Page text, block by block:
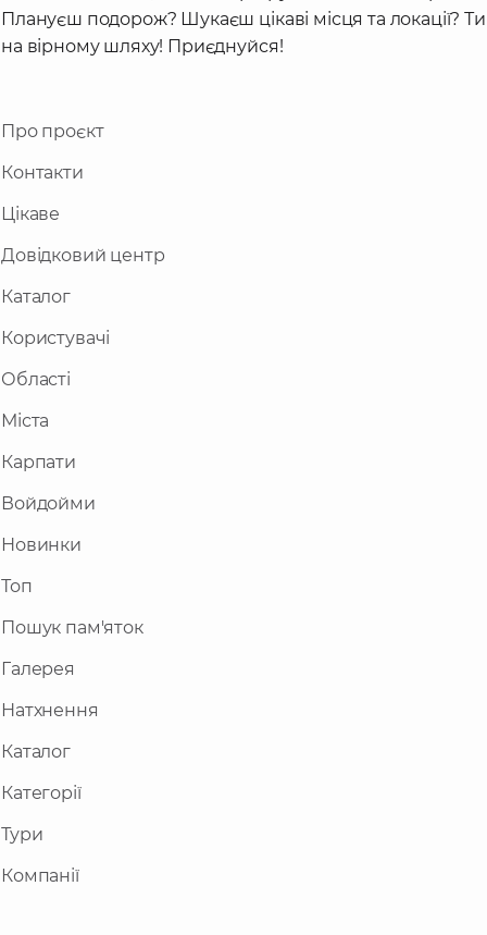
Плануєш подорож? Шукаєш цікаві місця та локації? Ти
на вірному шляху! Приєднуйся!
Про проєкт
Контакти
Цікаве
Довідковий центр
Каталог
Користувачі
Області
Міста
Карпати
Войдойми
Новинки
Топ
Пошук пам'яток
Галерея
Натхнення
Каталог
Категорії
Тури
Компанії